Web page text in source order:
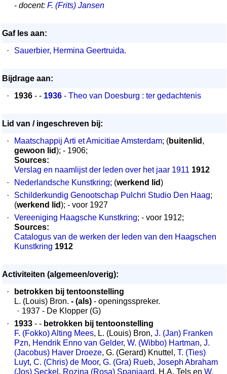
- docent: F. (Frits) Jansen
Gaf les aan:
·
Sauerbier, Hermina Geertruida.
Bijdrage aan:
·
1936 - - 1936 - Theo van Doesburg : ter gedachtenis
Lid van / ingeschreven bij:
·
Maatschappij Arti et Amicitiae Amsterdam; (buitenlid ,
gewoon lid); - 1906;
Sources:
Verslag en naamlijst der leden over het jaar 1911 1912
·
Nederlandsche Kunstkring; (werkend lid)
·
Schilderkundig Genootschap Pulchri Studio Den Haag;
(werkend lid); - voor 1927
·
Vereeniging Haagsche Kunstkring; - voor 1912;
Sources:
Catalogus van de werken der leden van den Haagschen
Kunstkring 1912
Activiteiten (algemeen/overig):
·
betrokken bij tentoonstelling
L. (Louis) Bron. - (als) - openingsspreker.
· 1937 - De Klopper (G)
·
1933 - - betrokken bij tentoonstelling
F. (Fokko) Alting Mees, L. (Louis) Bron, J. (Jan) Franken
Pzn, Hendrik Enno van Gelder, W. (Wibbo) Hartman, J.
(Jacobus) Haver Droeze, G. (Gerard) Knuttel, T. (Ties)
Luyt, C. (Chris) de Moor, G. (Gra) Rueb, Joseph Abraham
(Jos) Seckel , Rozina (Rosa) Spanjaard, H.A. Tels en W.